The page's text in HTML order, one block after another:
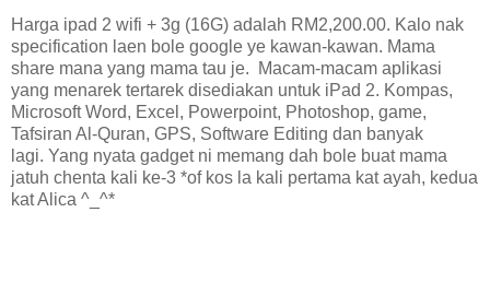
Harga ipad 2 wifi + 3g (16G) adalah RM2,200.00. Kalo nak
specification laen bole google ye kawan-kawan. Mama
share mana yang mama tau je. Macam-macam aplikasi
yang menarek tertarek disediakan untuk iPad 2. Kompas,
Microsoft Word, Excel, Powerpoint, Photoshop, game,
Tafsiran Al-Quran, GPS, Software Editing dan banyak
lagi. Yang nyata gadget ni memang dah bole buat mama
jatuh chenta kali ke-3 *of kos la kali pertama kat ayah, kedua
kat Alica ^_^*